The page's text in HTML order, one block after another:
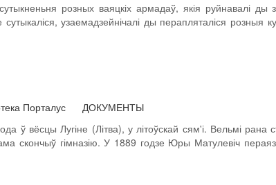
розных ваяцкіх армадаў, якія руйнавалі ды
узаемадзейнічалі ды перапляталіся розныя
Порталус
ДОКУМЕНТЫ
ў вёсцы Лугіне (Літва), у літоўскай сям'і. Вельмі
скончыў гімназію. У 1889 годзе Юры Матулевіч